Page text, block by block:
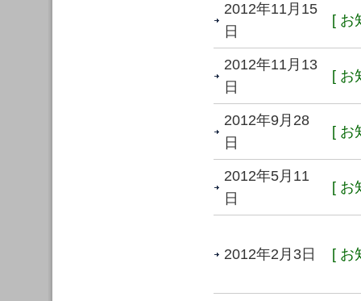
2012年11月15
日
[ お
2012年11月13
日
[ お
2012年9月28
日
[ お
2012年5月11
日
[ お
2012年2月3日 [ お